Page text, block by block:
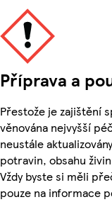
Příprava a
Přestože je zajištění
věnována nejvyšší
neustále
potravin, obsahu
Vždy byste si měli
pouze na informace